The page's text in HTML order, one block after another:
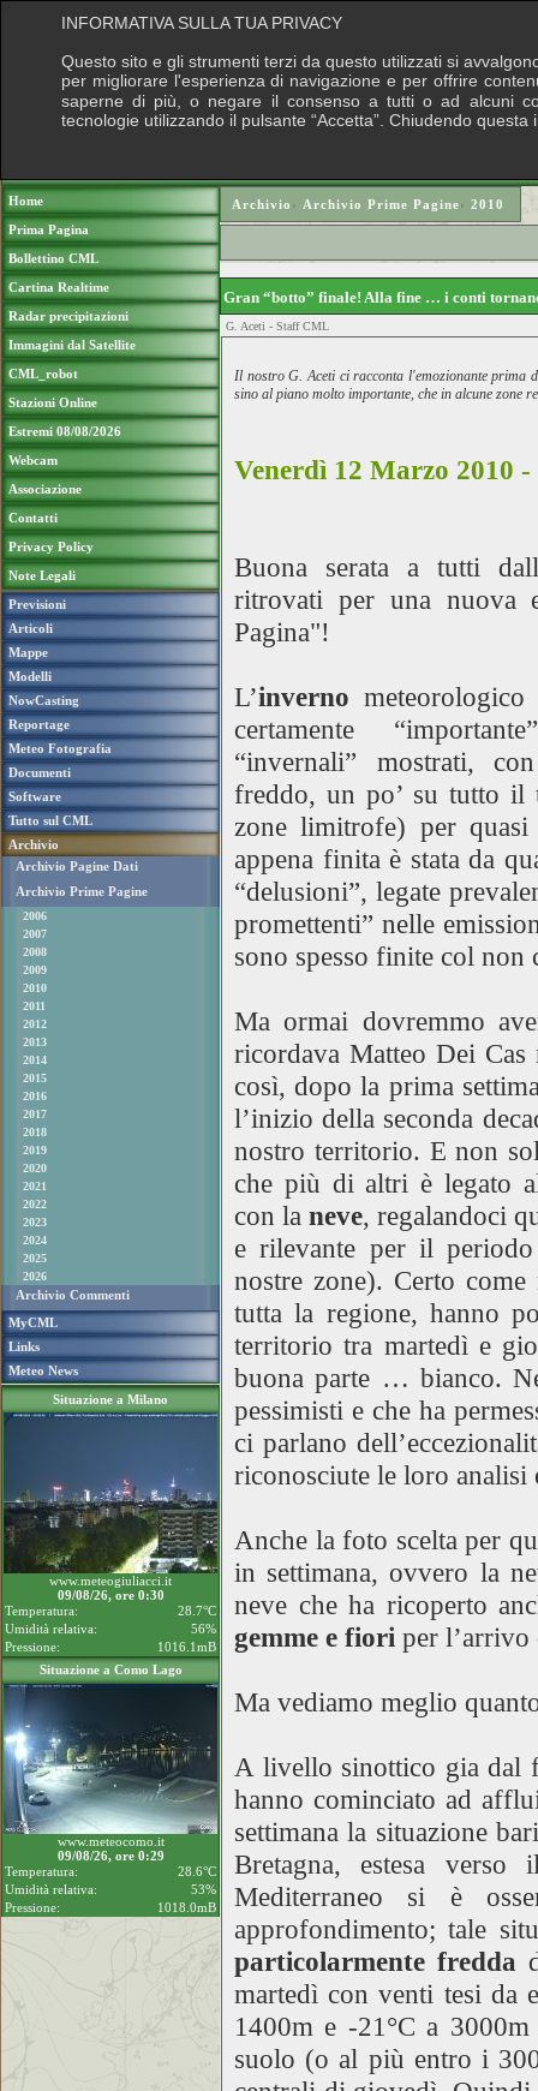
Home
Prima Pagina
Bollettino CML
Cartina Realtime
Radar precipitazioni
Immagini dal Satellite
CML_robot
Stazioni Online
Estremi 08/08/2026
Webcam
Associazione
Contatti
Privacy Policy
Note Legali
Previsioni
Articoli
Mappe
Modelli
NowCasting
Reportage
Meteo Fotografia
Documenti
Software
Tutto sul CML
Archivio
Archivio Pagine Dati
Archivio Prime Pagine
2006
2007
2008
2009
2010
2011
2012
2013
2014
2015
2016
2017
2018
2019
2020
2021
2022
2023
2024
2025
2026
Archivio Commenti
MyCML
Links
Meteo News
Situazione a Milano
www.meteogiuliacci.it
09/08/26, ore 0:30
Temperatura:
28.7°C
Umidità relativa:
56%
Pressione:
1016.1mB
Situazione a Como Lago
www.meteocomo.it
09/08/26, ore 0:29
Temperatura:
28.6°C
Umidità relativa:
53%
Pressione:
1018.0mB
Archivio › Archivio Prime Pagine› 2010
Gran “botto” finale! Alla fine … i conti
G. Aceti - Staff CML
Il nostro G. Aceti ci racconta l'emozionante prima
sino al piano molto importante, che in alcune zone
Venerdì 12 Marzo 2010 -
Buona serata a tutti
ritrovati per una nuova
Pagina"!
L’inverno
certamente
“invernali” mostrati,
freddo, un po’ su tutto il
zone limitrofe) per
appena finita è stata da
“delusioni”, legate
promettenti” nelle
sono spesso finite col
Ma ormai dovremmo
ricordava Matteo Dei
così, dopo la prima
l’inizio della seconda
nostro territorio. E non
che più di altri è legato
con la neve, regalandoci
e rilevante per il periodo
nostre zone). Certo
tutta la regione, hanno
territorio tra martedì e
buona parte … bianco.
pessimisti e che ha
ci parlano
riconosciute le loro analisi
Anche la foto scelta per
in settimana, ovvero la
neve che ha ricoperto
gemme e fiori per l’arrivo
Ma vediamo meglio
A livello sinottico gia dal
hanno cominciato ad
settimana la situazione
Bretagna, estesa
Mediterraneo si è
approfondimento; tale
particolarmente fredda
martedì con venti tesi da
1400m e -21°C a
suolo (o al più entro i
INFORMATIVA SULLA TUA PRIVACY
Questo sito e gli strumenti terzi da questo utilizzati si
per migliorare l'esperienza di navigazione e per offrire
saperne di più, o negare il consenso a tutti o ad alcuni
tecnologie utilizzando il pulsante “Accetta”. Chiudendo